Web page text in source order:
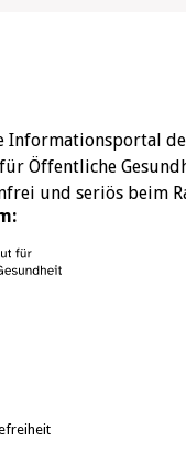
Informationsportal
Öffentliche
und seriös beim